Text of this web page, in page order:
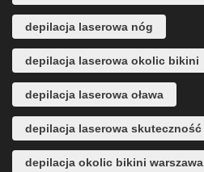
depilacja laserowa nóg
depilacja laserowa okolic bikini
depilacja laserowa oława
depilacja laserowa skuteczność
depilacja okolic bikini warszawa